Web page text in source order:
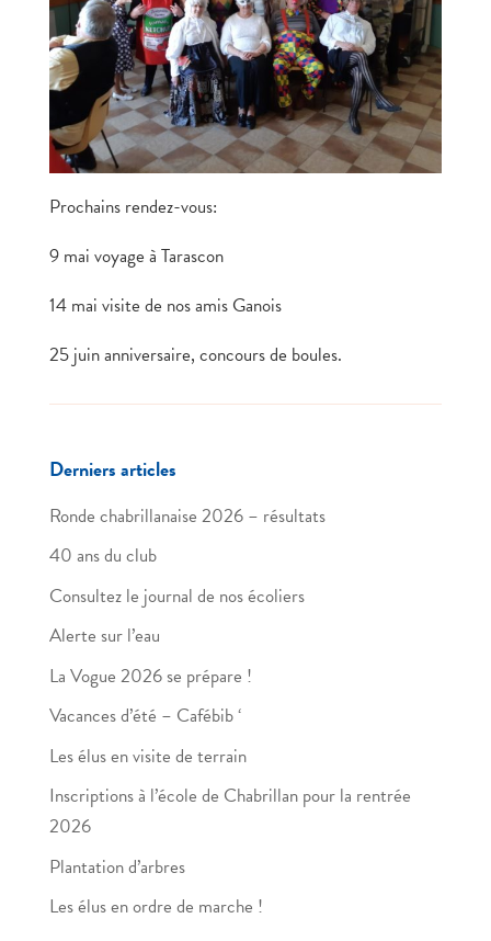
Prochains rendez-vous:
9 mai voyage à Tarascon
14 mai visite de nos amis Ganois
25 juin anniversaire, concours de boules.
Derniers articles
Ronde chabrillanaise 2026 – résultats
40 ans du club
Consultez le journal de nos écoliers
Alerte sur l’eau
La Vogue 2026 se prépare !
Vacances d’été – Cafébib ‘
Les élus en visite de terrain
Inscriptions à l’école de Chabrillan pour la rentrée
2026
Plantation d’arbres
Les élus en ordre de marche !